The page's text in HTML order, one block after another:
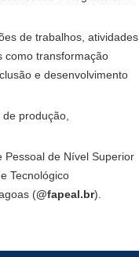
de trabalhos, atividades
como transformação
e desenvolvimento
produção,
Pessoal de Nível Superior
Tecnológico
(@fapeal.br).